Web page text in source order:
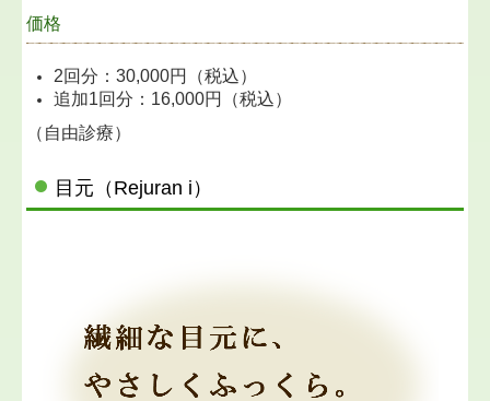
価格
2回分：30,000円（税込）
追加1回分：16,000円（税込）
（自由診療）
目元（Rejuran i）